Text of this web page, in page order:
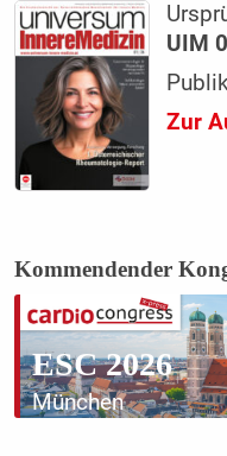
UIM
Zur
Kommendender
ESC 2026
München